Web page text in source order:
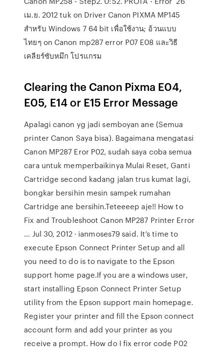
เม.ย. 2012 tuk on Driver Canon PIXMA MP145
สำหรับ Windows 7 64 bit เพื่อใช้งาน; อ้วนแบบ
ไทยๆ on Canon mp287 error P07 E08 และวิธี
เคลียร์ซับหมึก โปรแกรม
Clearing the Canon Pixma E04,
E05, E14 or E15 Error Message
Apalagi canon yg jadi semboyan ane (Semua
printer Canon Saya bisa). Bagaimana mengatasi
Canon MP287 Eror P02, sudah saya coba semua
cara untuk memperbaikinya Mulai Reset, Ganti
Cartridge second kadang jalan trus kumat lagi,
bongkar bersihin mesin sampek rumahan
Cartridge ane bersihin.Teteeeep aje!! How to
Fix and Troubleshoot Canon MP287 Printer Error
... Jul 30, 2012 · ianmoses79 said. It’s time to
execute Epson Connect Printer Setup and all
you need to do is to navigate to the Epson
support home page.If you are a windows user,
start installing Epson Connect Printer Setup
utility from the Epson support main homepage.
Register your printer and fill the Epson connect
account form and add your printer as you
receive a prompt. How do I fix error code P02